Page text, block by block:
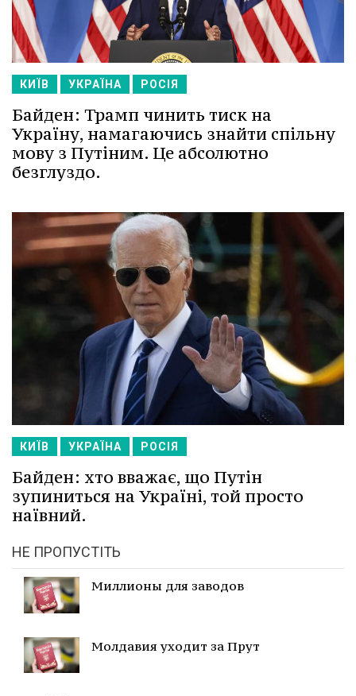
КИЇВ УКРАЇНА РОСІЯ
Байден: Трамп чинить тиск на
Україну, намагаючись знайти спільну
мову з Путіним. Це абсолютно
безглуздо.
КИЇВ УКРАЇНА РОСІЯ
Байден: хто вважає, що Путін
зупиниться на Україні, той просто
наївний.
НЕ ПРОПУСТІТЬ
Миллионы для заводов
Молдавия уходит за Прут